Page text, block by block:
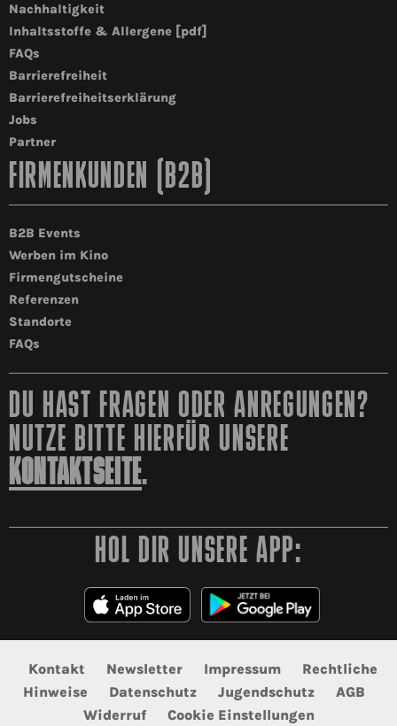
Nachhaltigkeit
Inhaltsstoffe & Allergene [pdf]
FAQs
Barrierefreiheit
Barrierefreiheitserklärung
Jobs
Partner
FIRMENKUNDEN (B2B)
B2B Events
Werben im Kino
Firmengutscheine
Referenzen
Standorte
FAQs
DU HAST FRAGEN ODER ANREGUNGEN?
NUTZE BITTE HIERFÜR UNSERE
KONTAKTSEITE.
HOL DIR UNSERE APP:
Kontakt Newsletter Impressum
Rechtliche
Hinweise
Datenschutz Jugendschutz
AGB
Widerruf
Cookie Einstellungen